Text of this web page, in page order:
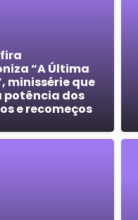
“A Última
minissérie que
potência dos
e recomeços